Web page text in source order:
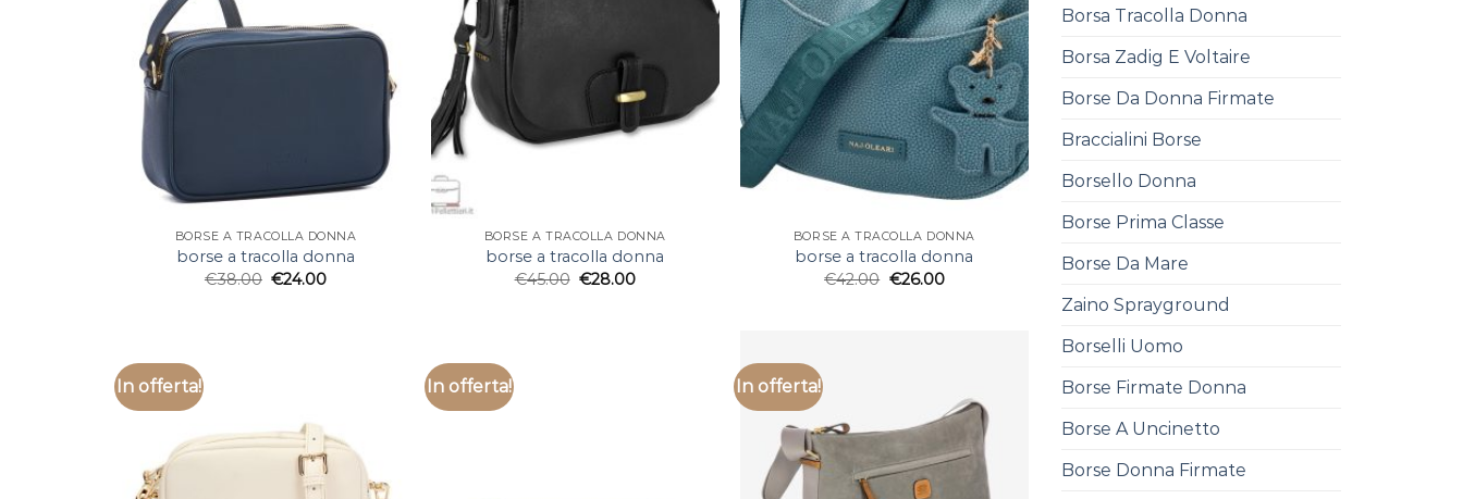
BORSE A TRACOLLA DONNA
borse a tracolla donna
€38.00 €24.00
BORSE A TRACOLLA DONNA
borse a tracolla donna
€45.00 €28.00
BORSE A TRACOLLA DONNA
borse a tracolla donna
€42.00 €26.00
In offerta! In offerta! In offerta!
Borsa Tracolla Donna
Borsa Zadig E Voltaire
Borse Da Donna Firmate
Braccialini Borse
Borsello Donna
Borse Prima Classe
Borse Da Mare
Zaino Sprayground
Borselli Uomo
Borse Firmate Donna
Borse A Uncinetto
Borse Donna Firmate